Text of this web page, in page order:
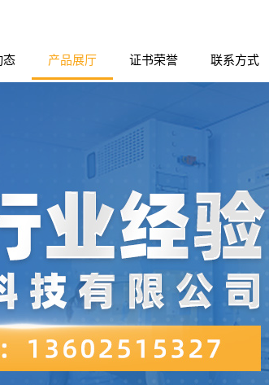
态 产品展厅 证书荣誉 联系方式